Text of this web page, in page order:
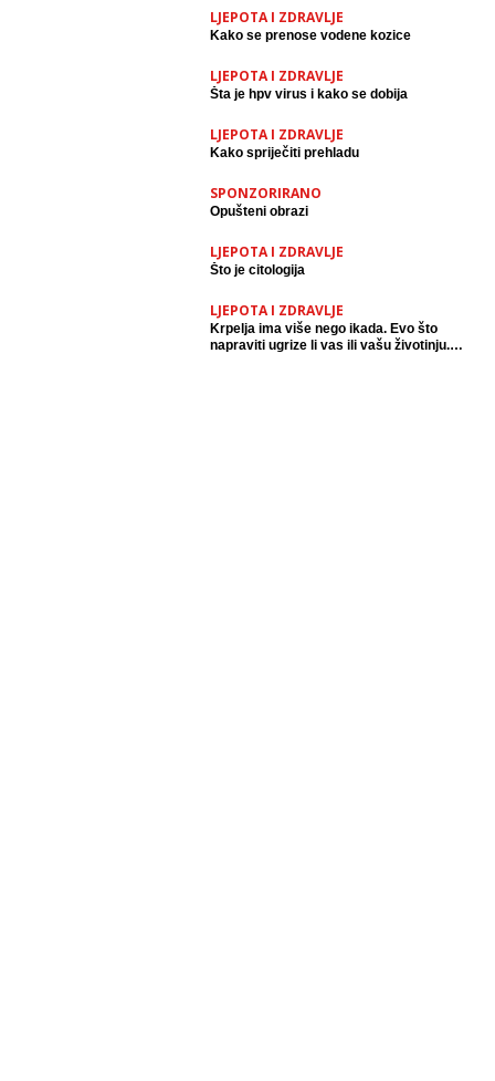
LJEPOTA I ZDRAVLJE
Kako se prenose vodene kozice
LJEPOTA I ZDRAVLJE
Šta je hpv virus i kako se dobija
LJEPOTA I ZDRAVLJE
Kako spriječiti prehladu
SPONZORIRANO
Opušteni obrazi
LJEPOTA I ZDRAVLJE
Što je citologija
LJEPOTA I ZDRAVLJE
Krpelja ima više nego ikada. Evo što
napraviti ugrize li vas ili vašu životinju.